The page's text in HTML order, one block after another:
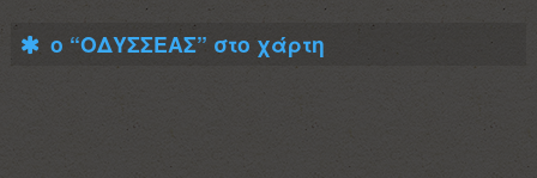
ο “ΟΔΥΣΣΕΑΣ” στο χάρτη